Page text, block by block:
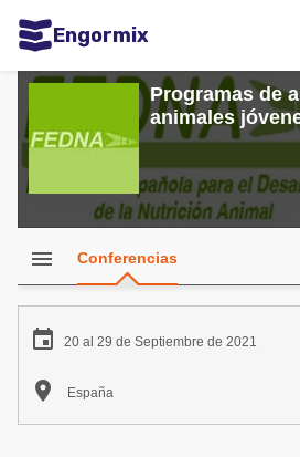
Engormix
Comunidades en español
Agricultura
Balanceados - Piensos
Lechería
Micotoxinas
Mascotas
Programas de
animales
menu Conferencias
 20 al 29 de Septiembre de 2021
 España